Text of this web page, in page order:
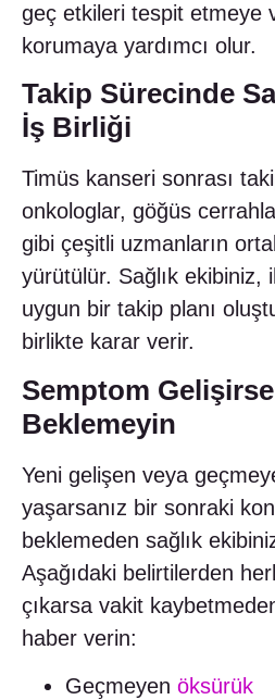
geç etkileri tespit etmeye
korumaya yardımcı olur.
Takip Sürecinde
İş Birliği
Timüs kanseri sonrası
onkologlar, göğüs
gibi çeşitli uzmanların
yürütülür. Sağlık ekibiniz,
uygun bir takip planı
birlikte karar verir.
Semptom
Beklemeyin
Yeni gelişen veya
yaşarsanız bir sonraki
beklemeden sağlık
Aşağıdaki belirtilerden
çıkarsa vakit
haber verin:
Geçmeyen öksürük